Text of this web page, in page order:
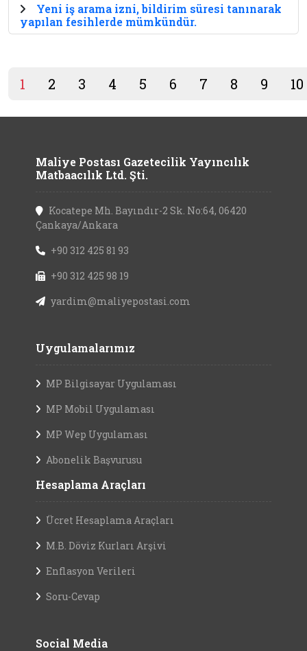
Yeni iş arama izni, bildirim süresi tanınarak
yapılan fesihlerde mümkündür.
1 2 3 4 5 6 7 8 9 10
Maliye Postası Gazetecilik Yayıncılık
Matbaacılık Ltd. Şti.
Kocatepe Mh. Bayındır-2 Sk. No:64, 06420
Çankaya/Ankara
+90 312 425 81 93
+90 312 425 98 19
yardim@maliyepostasi.com
Uygulamalarımız
MP Bilgisayar Uygulaması
MP Mobil Uygulaması
MP Wep Uygulaması
Abonelik Başvurusu
Hesaplama Araçları
Ücret Hesaplama Araçları
M.B. Döviz Kurları Arşivi
Enflasyon Verileri
Soru-Cevap
Social Media